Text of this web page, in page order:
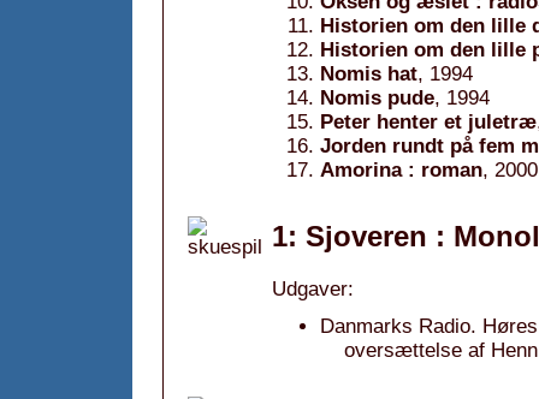
Historien om den lille
Historien om den lille
Nomis hat, 1994
Nomis pude, 1994
Peter henter et juletræ
Jorden rundt på fem
Amorina : roman, 2000
1: Sjoveren :
Udgaver:
Danmarks Radio.
oversættelse af